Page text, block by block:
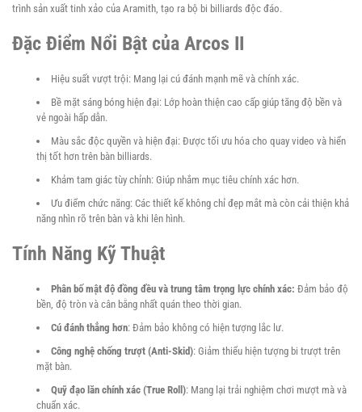
Cơ
Phụ
Kiện
Phục
Carom
trình sản xuất tinh xảo của Aramith, tạo ra bộ bi billiards độc đáo.
Đặc Điểm Nổi Bật của Arcos II
Hiệu suất vượt trội: Mang lại cú đánh mạnh mẽ và chính xác.
Bề mặt sáng bóng hiện đại: Lớp hoàn thiện cao cấp giúp tăng độ bền và
vẻ ngoài hấp dẫn.
Màu sắc độc quyền và hiện đại: Được tối ưu hóa cho quay video và hiển
thị tốt hơn trên bàn billiards.
Khảm tam giác tùy chỉnh: Giúp nhắm mục tiêu chính xác hơn.
Ưu điểm chức năng: Các thiết kế không chỉ đẹp mắt mà còn cải thiện khả
năng nhìn rõ trên bàn và khi lên hình.
Tính Năng Kỹ Thuật
Phân bố mật độ đồng đều và trung tâm trọng lực chính xác: Đảm bảo độ
bền, độ tròn và cân bằng nhất quán theo thời gian.
Cú đánh thẳng hơn: Đảm bảo không có hiện tượng lắc lư.
Công nghệ chống trượt (Anti-Skid): Giảm thiểu hiện tượng bi trượt trên
mặt bàn.
Quỹ đạo lăn chính xác (True Roll): Mang lại trải nghiệm chơi mượt mà và
chuẩn xác.